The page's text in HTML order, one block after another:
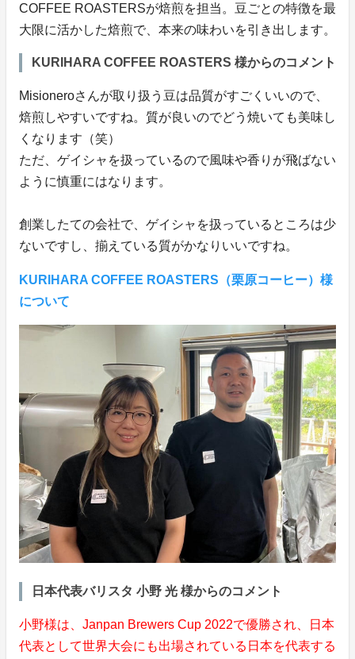
COFFEE ROASTERSが焙煎を担当。豆ごとの特徴を最
大限に活かした焙煎で、本来の味わいを引き出します。
KURIHARA COFFEE ROASTERS 様からのコメント
Misioneroさんが取り扱う豆は品質がすごくいいので、
焙煎しやすいですね。質が良いのでどう焼いても美味し
くなります（笑）
ただ、ゲイシャを扱っているので風味や香りが飛ばない
ように慎重にはなります。
創業したての会社で、ゲイシャを扱っているところは少
ないですし、揃えている質がかなりいいですね。
KURIHARA COFFEE ROASTERS（栗原コーヒー）様
について
日本代表バリスタ 小野 光 様からのコメント
小野様は、Janpan Brewers Cup 2022で優勝され、日本
代表として世界大会にも出場されている日本を代表する